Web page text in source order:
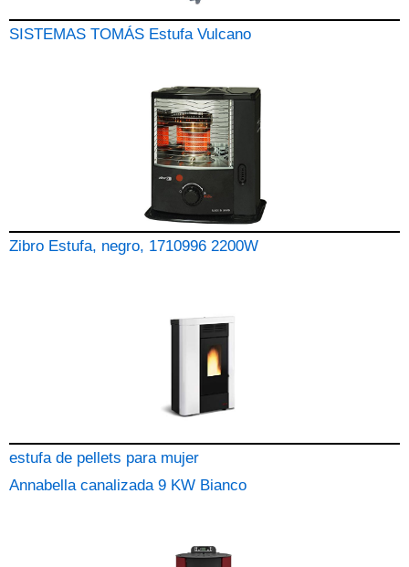
SISTEMAS TOMÁS Estufa Vulcano
Zibro Estufa, negro, 1710996 2200W
estufa de pellets para mujer
Annabella canalizada 9 KW Bianco